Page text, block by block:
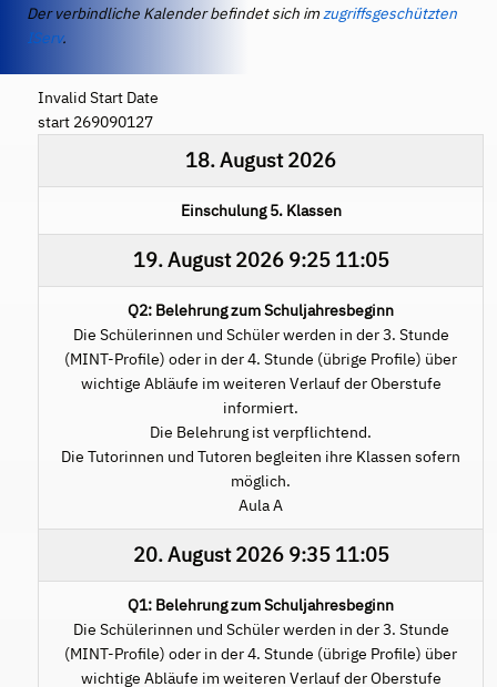
Der verbindliche Kalender befindet sich imzugriffsgeschützten
IServ.
Invalid Start Date
start 269090127
18. August 2026
Einschulung 5. Klassen
19. August 20269:25 11:05
Q2: Belehrung zum Schuljahresbeginn
Die Schülerinnen und Schüler werden in der 3. Stunde
(MINT-Profile) oder in der 4. Stunde (übrige Profile) über
wichtige Abläufe im weiteren Verlauf der Oberstufe
informiert.
Die Belehrung ist verpflichtend.
Die Tutorinnen und Tutoren begleiten ihre Klassen sofern
möglich.
Aula A
20. August 20269:35 11:05
Q1: Belehrung zum Schuljahresbeginn
Die Schülerinnen und Schüler werden in der 3. Stunde
(MINT-Profile) oder in der 4. Stunde (übrige Profile) über
wichtige Abläufe im weiteren Verlauf der Oberstufe